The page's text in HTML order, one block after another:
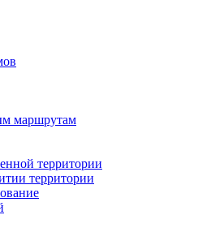
маршрутам
территории
территории